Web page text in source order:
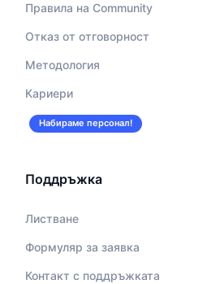
Правила на Community
Отказ от отговорност
Методология
Кариери
Набираме персонал!
Поддръжка
Листване
Формуляр за заявка
Контакт с поддръжката